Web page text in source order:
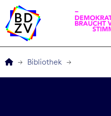
Bibliothek